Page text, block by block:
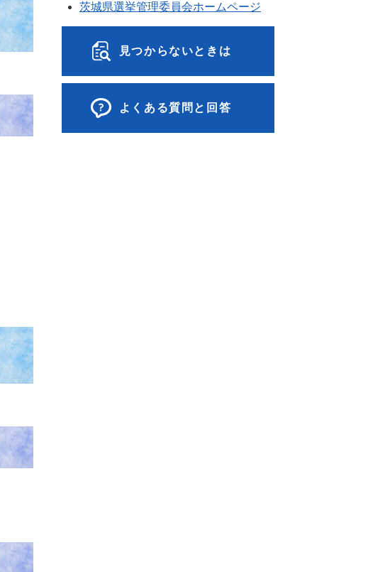
茨城県選挙管理委員会ホームページ
見つからないときは
よくある質問と回答